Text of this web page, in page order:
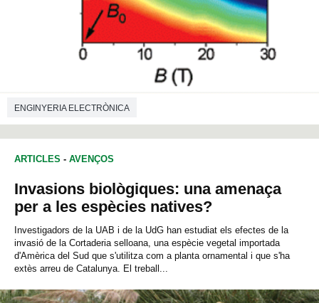
ENGINYERIA ELECTRÒNICA
ENGINYERIA DE TELECOMUNICACIONS
ARTICLES - AVENÇOS
Invasions biològiques: una amenaça
per a les espècies natives?
Investigadors de la UAB i de la UdG han estudiat els efectes de la
invasió de la Cortaderia selloana, una espècie vegetal importada
d'Amèrica del Sud que s'utilitza com a planta ornamental i que s'ha
extès arreu de Catalunya. El treball...